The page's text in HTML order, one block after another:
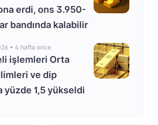
erdi, ons 3.950-
bandında kalabilir
• 4 hafta once
işlemleri Orta
ve dip
yüzde 1,5 yükseldi